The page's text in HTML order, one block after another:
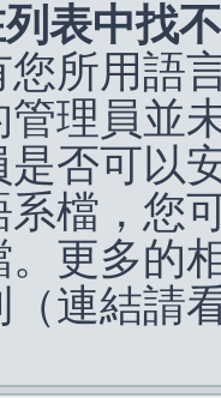
表中找
所用語
理員並
否可以
檔，您
更多的
（連結請